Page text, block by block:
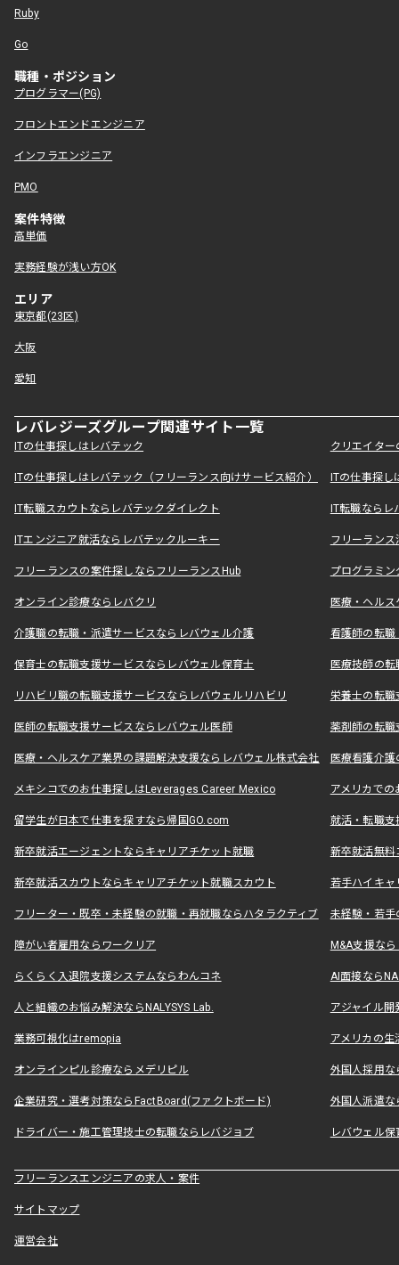
Ruby
Go
職種・ポジション
プログラマー(PG)
フロントエンドエンジニア
インフラエンジニア
PMO
案件特徴
高単価
実務経験が浅い方OK
エリア
東京都(23区)
大阪
愛知
レバレジーズグループ関連サイト一覧
ITの仕事探しはレバテック クリエイタ
ITの仕事探しはレバテック（フリーランス向けサービス紹介） ITの仕事探
IT転職スカウトならレバテックダイレクト IT転職なら
ITエンジニア就活ならレバテックルーキー フリーラン
フリーランスの案件探しならフリーランスHub プログラミ
オンライン診療ならレバクリ 医療・ヘル
介護職の転職・派遣サービスならレバウェル介護 看護師の転
保育士の転職支援サービスならレバウェル保育士 医療技師の
リハビリ職の転職支援サービスならレバウェルリハビリ 栄養士の転
医師の転職支援サービスならレバウェル医師 薬剤師の転
医療・ヘルスケア業界の課題解決支援ならレバウェル株式会社 医療看護介
メキシコでのお仕事探しはLeverages Career Mexico アメリカで
留学生が日本で仕事を探すなら帰国GO.com 就活・転職
新卒就活エージェントならキャリアチケット就職 新卒就活無料
新卒就活スカウトならキャリアチケット就職スカウト 若手ハイキ
フリーター・既卒・未経験の就職・再就職ならハタラクティブ 未経験・若手
障がい者雇用ならワークリア M&A支援な
らくらく入退院支援システムならわんコネ AI面接なら
人と組織のお悩み解決ならNALYSYS Lab. アジャイル
業務可視化はremopia アメリカの
オンラインピル診療ならメデリピル 外国人採用
企業研究・選考対策ならFactBoard(ファクトボード) 外国人派遣な
ドライバー・施工管理技士の転職ならレバジョブ レバウェル
フリーランスエンジニアの求人・案件
サイトマップ
運営会社